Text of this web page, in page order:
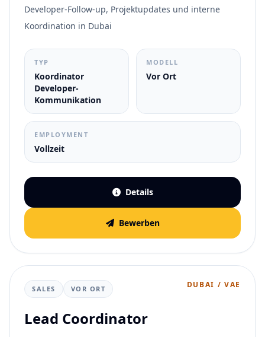
Developer-Follow-up, Projektupdates und interne
Koordination in Dubai
TYP
Koordinator
Developer-
Kommunikation
MODELL
Vor Ort
EMPLOYMENT
Vollzeit
Details
Bewerben
SALES VOR ORT DUBAI / VAE
Lead Coordinator